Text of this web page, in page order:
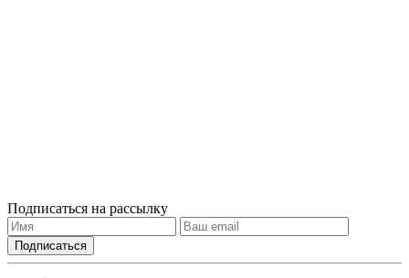
Подписаться на рассылку